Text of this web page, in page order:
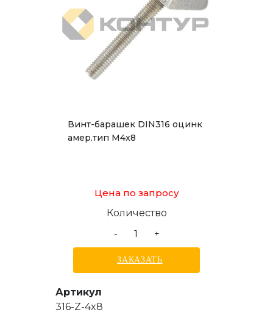
Винт-барашек DIN316 оцинк
амер.тип М4x8
Цена по запросу
Количество
-
+
ЗАКАЗАТЬ
Артикул
316-Z-4x8